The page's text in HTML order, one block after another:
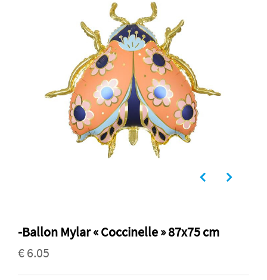
-Ballon Mylar « Coccinelle » 87x75 cm
€ 6.05